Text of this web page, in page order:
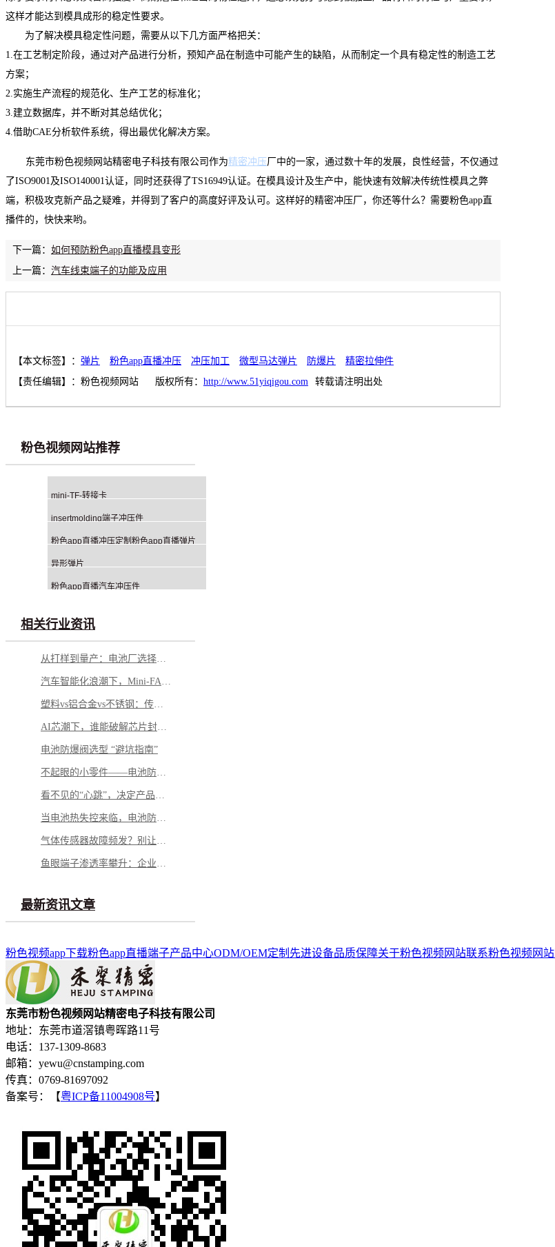
这样才能达到模具成形的稳定性要求。
为了解决模具稳定性问题，需要从以下几方面严格把关：
1.在工艺制定阶段，通过对产品进行分析，预知产品在制造中可能产生的缺陷，从而制定一个具有稳定性的制造工艺
方案；
2.实施生产流程的规范化、生产工艺的标准化；
3.建立数据库，并不断对其总结优化；
4.借助CAE分析软件系统，得出最优化解决方案。
东莞市粉色视频网站精密电子科技有限公司作为精密冲压厂中的一家，通过数十年的发展，良性经营，不仅通过
了ISO9001及ISO140001认证，同时还获得了TS16949认证。在模具设计及生产中，能快速有效解决传统性模具之弊
端，积极攻克新产品之疑难，并得到了客户的高度好评及认可。这样好的精密冲压厂，你还等什么？需要粉色app直
播件的，快快来哟。
下一篇： 如何预防粉色app直播模具变形
上一篇： 汽车线束端子的功能及应用
【本文标签】： 弹片 粉色app直播冲压 冲压加工 微型马达弹片 防爆片
精密拉伸件
【责任编辑】： 粉色视频网站 版权所有： http://www.51yiqigou.com 转载请注明出处
粉色视频网站推荐
mini-TF-转接卡
insertmolding端子冲压件
粉色app直播冲压定制粉色app直播弹片
异形弹片
粉色app直播汽车冲压件
相关行业资讯
电池防爆阀选型 “避坑指南”
最新资讯文章
粉色视频app下载粉色app直播端子产品中心ODM/OEM定制 先进设备品质保障关于粉色视频网站联系粉色视频网站
东莞市粉色视频网站精密电子科技有限公司
地址：东莞市道滘镇粤晖路11号
电话：137-1309-8683
邮箱：yewu@cnstamping.com
传真：0769-81697092
备案号：【粤ICP备11004908号】